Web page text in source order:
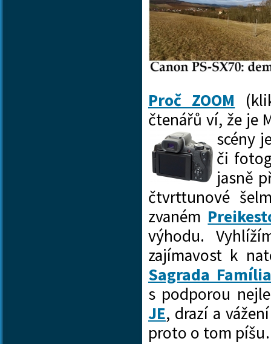
Proč ZOOM
čtenářů ví, že je
scény
či
jasně
čtvrttunové
zvaném
výhodu.
zajímavost k
Sagrada
s podporou
JE, drazí a
proto o tom